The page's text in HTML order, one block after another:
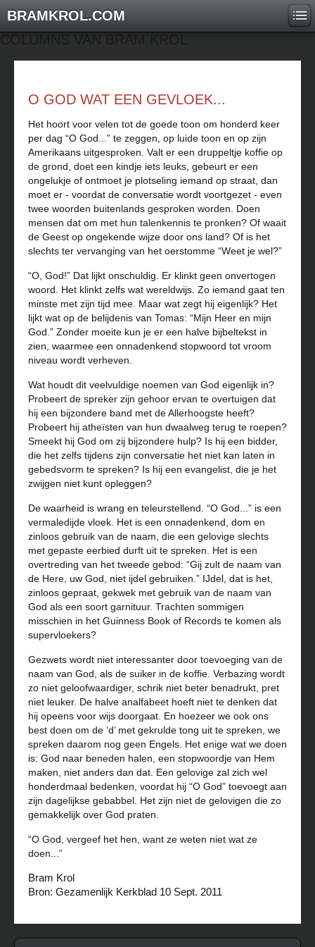
BRAMKROL.COM
O GOD WAT EEN GEVLOEK...
Het hoort voor velen tot de goede toon om honderd keer
per dag “O God...” te zeggen, op luide toon en op zijn
Amerikaans uitgesproken. Valt er een druppeltje koffie op
de grond, doet een kindje iets leuks, gebeurt er een
ongelukje of ontmoet je plotseling iemand op straat, dan
moet er - voordat de conversatie wordt voortgezet - even
twee woorden buitenlands gesproken worden. Doen
mensen dat om met hun talenkennis te pronken? Of waait
de Geest op ongekende wijze door ons land? Of is het
slechts ter vervanging van het oerstomme “Weet je wel?”
“O, God!” Dat lijkt onschuldig. Er klinkt geen onvertogen
woord. Het klinkt zelfs wat wereldwijs. Zo iemand gaat ten
minste met zijn tijd mee. Maar wat zegt hij eigenlijk? Het
lijkt wat op de belijdenis van Tomas: “Mijn Heer en mijn
God.” Zonder moeite kun je er een halve bijbeltekst in
zien, waarmee een onnadenkend stopwoord tot vroom
niveau wordt verheven.
Wat houdt dit veelvuldige noemen van God eigenlijk in?
Probeert de spreker zijn gehoor ervan te overtuigen dat
hij een bijzondere band met de Allerhoogste heeft?
Probeert hij atheïsten van hun dwaalweg terug te roepen?
Smeekt hij God om zij bijzondere hulp? Is hij een bidder,
die het zelfs tijdens zijn conversatie het niet kan laten in
gebedsvorm te spreken? Is hij een evangelist, die je het
zwijgen niet kunt opleggen?
De waarheid is wrang en teleurstellend. “O God...” is een
vermaledijde vloek. Het is een onnadenkend, dom en
zinloos gebruik van de naam, die een gelovige slechts
met gepaste eerbied durft uit te spreken. Het is een
overtreding van het tweede gebod: “Gij zult de naam van
de Here, uw God, niet ijdel gebruiken.” IJdel, dat is het,
zinloos gepraat, gekwek met gebruik van de naam van
God als een soort garnituur. Trachten sommigen
misschien in het Guinness Book of Records te komen als
supervloekers?
Gezwets wordt niet interessanter door toevoeging van de
naam van God, als de suiker in de koffie. Verbazing wordt
zo niet geloofwaardiger, schrik niet beter benadrukt, pret
niet leuker. De halve analfabeet hoeft niet te denken dat
hij opeens voor wijs doorgaat. En hoezeer we ook ons
best doen om de ‘d’ met gekrulde tong uit te spreken, we
spreken daarom nog geen Engels. Het enige wat we doen
is: God naar beneden halen, een stopwoordje van Hem
maken, niet anders dan dat. Een gelovige zal zich wel
honderdmaal bedenken, voordat hij “O God” toevoegt aan
zijn dagelijkse gebabbel. Het zijn niet de gelovigen die zo
gemakkelijk over God praten.
“O God, vergeef het hen, want ze weten niet wat ze
doen...”
Bram Krol
Bron: Gezamenlijk Kerkblad 10 Sept. 2011